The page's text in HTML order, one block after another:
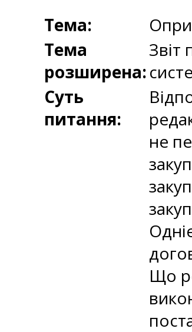
Тема:
Тема
розширена:
Звіт
Суть
питання:
не
Що